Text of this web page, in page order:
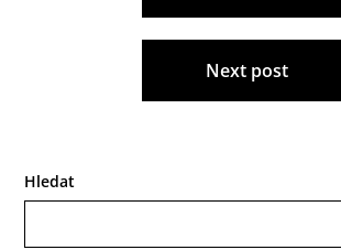
příspěvek
Next post
Hledat